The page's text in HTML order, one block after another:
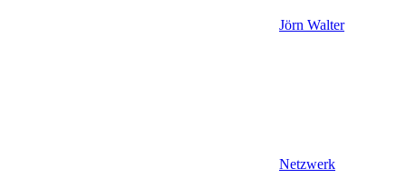
Jörn Walter
Netzwerk